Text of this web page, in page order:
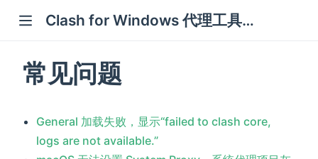
Clash for Windows 代理工具使用说明
window)
常见问题
General 加载失败，显示“failed to clash core,
logs are not available.”